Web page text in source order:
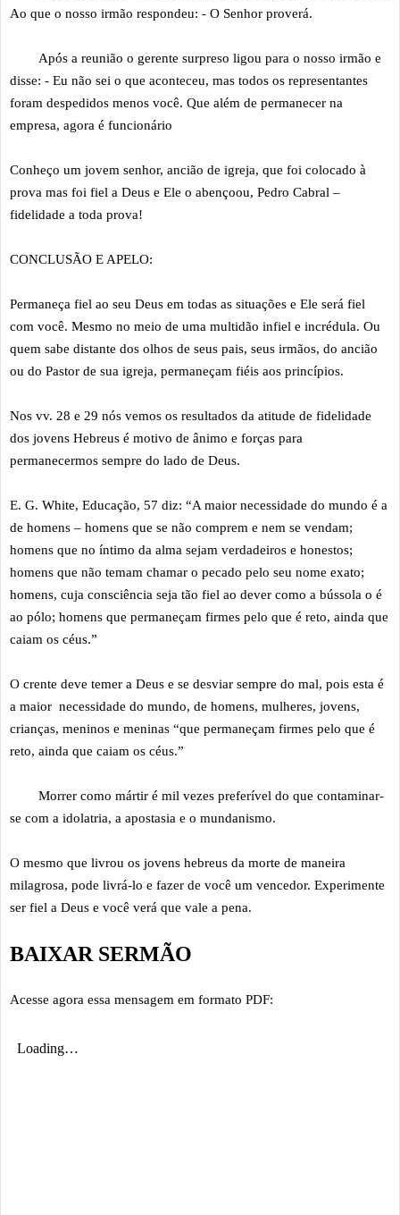
Ao que o nosso irmão respondeu: - O Senhor proverá.
Após a reunião o gerente surpreso ligou para o nosso irmão e
disse: - Eu não sei o que aconteceu, mas todos os representantes
foram despedidos menos você. Que além de permanecer na
empresa, agora é funcionário
Conheço um jovem senhor, ancião de igreja, que foi colocado à
prova mas foi fiel a Deus e Ele o abençoou, Pedro Cabral –
fidelidade a toda prova!
CONCLUSÃO E APELO:
Permaneça fiel ao seu Deus em todas as situações e Ele será fiel
com você. Mesmo no meio de uma multidão infiel e incrédula. Ou
quem sabe distante dos olhos de seus pais, seus irmãos, do ancião
ou do Pastor de sua igreja, permaneçam fiéis aos princípios.
Nos vv. 28 e 29 nós vemos os resultados da atitude de fidelidade
dos jovens Hebreus é motivo de ânimo e forças para
permanecermos sempre do lado de Deus.
E. G. White, Educação, 57 diz: “A maior necessidade do mundo é a
de homens – homens que se não comprem e nem se vendam;
homens que no íntimo da alma sejam verdadeiros e honestos;
homens que não temam chamar o pecado pelo seu nome exato;
homens, cuja consciência seja tão fiel ao dever como a bússola o é
ao pólo; homens que permaneçam firmes pelo que é reto, ainda que
caiam os céus.”
O crente deve temer a Deus e se desviar sempre do mal, pois esta é
a maior necessidade do mundo, de homens, mulheres, jovens,
crianças, meninos e meninas “que permaneçam firmes pelo que é
reto, ainda que caiam os céus.”
Morrer como mártir é mil vezes preferível do que contaminar-
se com a idolatria, a apostasia e o mundanismo.
O mesmo que livrou os jovens hebreus da morte de maneira
milagrosa, pode livrá-lo e fazer de você um vencedor. Experimente
ser fiel a Deus e você verá que vale a pena.
BAIXAR SERMÃO
Acesse agora essa mensagem em formato PDF: